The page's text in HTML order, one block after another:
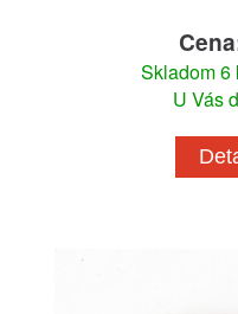
Skladom 6
U Vás